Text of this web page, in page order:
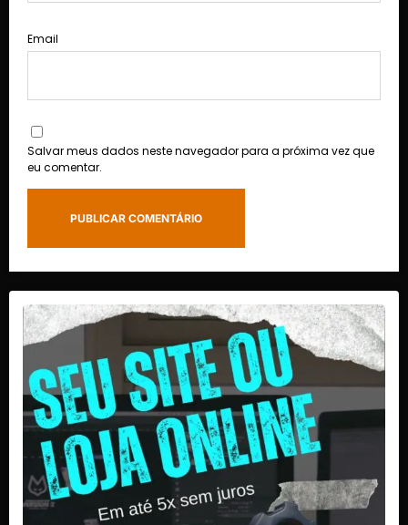
Email
Salvar meus dados neste navegador para a próxima vez que
eu comentar.